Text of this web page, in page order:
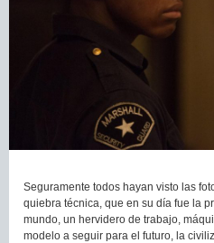
Seguramente todos hayan visto las
quiebra técnica, que en su día fue la
mundo, un hervidero de trabajo,
modelo a seguir para el futuro, la